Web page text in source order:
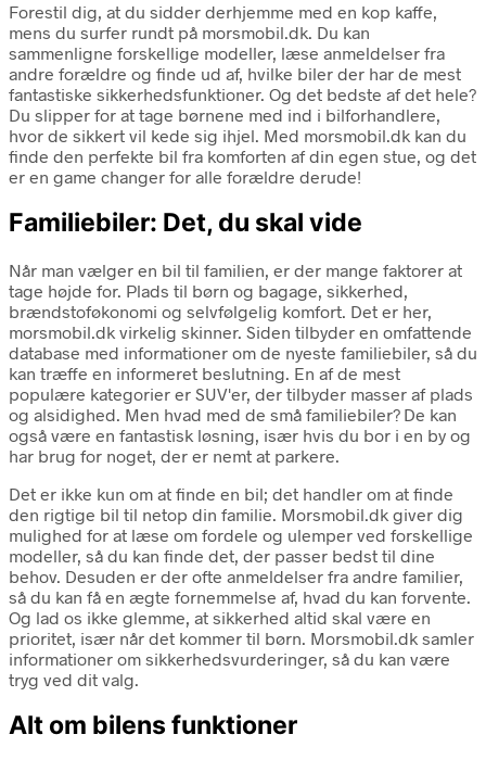
Forestil dig, at du sidder derhjemme med en kop kaffe,
mens du surfer rundt på morsmobil.dk. Du kan
sammenligne forskellige modeller, læse anmeldelser fra
andre forældre og finde ud af, hvilke biler der har de mest
fantastiske sikkerhedsfunktioner. Og det bedste af det hele?
Du slipper for at tage børnene med ind i bilforhandlere,
hvor de sikkert vil kede sig ihjel. Med morsmobil.dk kan du
finde den perfekte bil fra komforten af din egen stue, og det
er en game changer for alle forældre derude!
Familiebiler: Det, du skal vide
Når man vælger en bil til familien, er der mange faktorer at
tage højde for. Plads til børn og bagage, sikkerhed,
brændstoføkonomi og selvfølgelig komfort. Det er her,
morsmobil.dk virkelig skinner. Siden tilbyder en omfattende
database med informationer om de nyeste familiebiler, så du
kan træffe en informeret beslutning. En af de mest
populære kategorier er SUV'er, der tilbyder masser af plads
og alsidighed. Men hvad med de små familiebiler? De kan
også være en fantastisk løsning, især hvis du bor i en by og
har brug for noget, der er nemt at parkere.
Det er ikke kun om at finde en bil; det handler om at finde
den rigtige bil til netop din familie. Morsmobil.dk giver dig
mulighed for at læse om fordele og ulemper ved forskellige
modeller, så du kan finde det, der passer bedst til dine
behov. Desuden er der ofte anmeldelser fra andre familier,
så du kan få en ægte fornemmelse af, hvad du kan forvente.
Og lad os ikke glemme, at sikkerhed altid skal være en
prioritet, især når det kommer til børn. Morsmobil.dk samler
informationer om sikkerhedsvurderinger, så du kan være
tryg ved dit valg.
Alt om bilens funktioner